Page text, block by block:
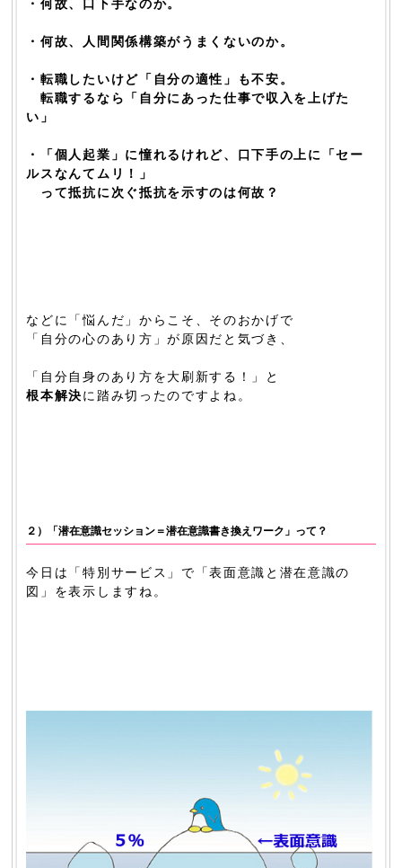
・何故、口下手なのか。
・何故、人間関係構築がうまくないのか。
・転職したいけど「自分の適性」も不安。
転職するなら「自分にあった仕事で収入を上げた
い」
・「個人起業」に憧れるけれど、口下手の上に「セー
ルスなんてムリ！」
って抵抗に次ぐ抵抗を示すのは何故？
などに「悩んだ」からこそ、そのおかげで
「自分の心のあり方」が原因だと気づき、
「自分自身のあり方を大刷新する！」と
根本解決に踏み切ったのですよね。
２）「潜在意識セッション＝潜在意識書き換えワーク」って？
今日は「特別サービス」で「表面意識と潜在意識の
図」を表示しますね。